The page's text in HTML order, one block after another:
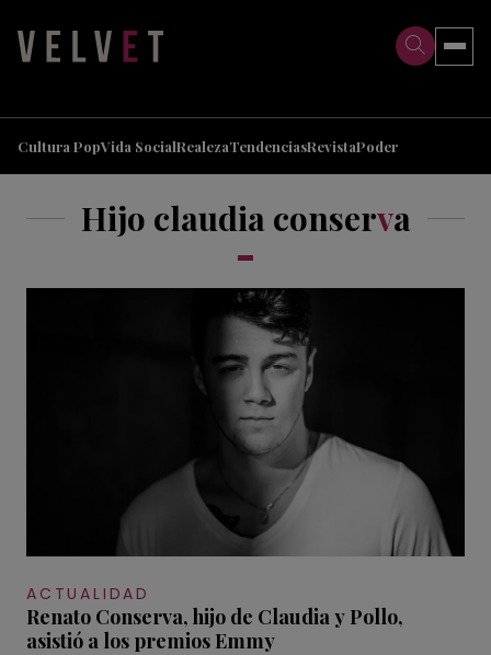
Cultura PopVida SocialRealezaTendenciasRevistaPoder
Hijo claudia conserva
ACTUALIDAD
Renato Conserva, hijo de Claudia y Pollo,
asistió a los premios Emmy